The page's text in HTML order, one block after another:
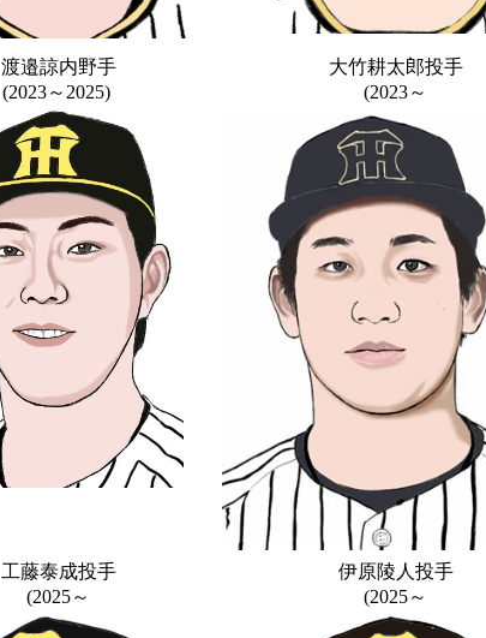
渡邉諒内野手
(2023～2025)
大竹耕太郎投手
(2023～
工藤泰成投手
(2025～
伊原陵人投手
(2025～